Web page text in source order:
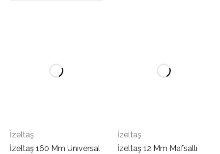
İzeltaş
İzeltaş 160 Mm Unıversal
İzeltaş
İzeltaş 12 Mm Mafsallı